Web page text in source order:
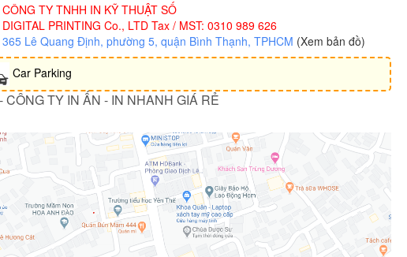
CÔNG TY TNHH IN KỸ THUẬT SỐ
DIGITAL PRINTING Co., LTD Tax / MST: 0310 989 626
365 Lê Quang Định, phường 5, quận Bình Thạnh, TPHCM (Xem bản đồ)
Car Parking
CÔNG TY IN ẤN - IN NHANH GIÁ RẺ